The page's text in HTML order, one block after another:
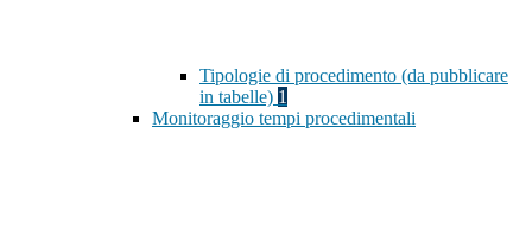
Tipologie di procedimento (da pubblicare
in tabelle) 1
Monitoraggio tempi procedimentali